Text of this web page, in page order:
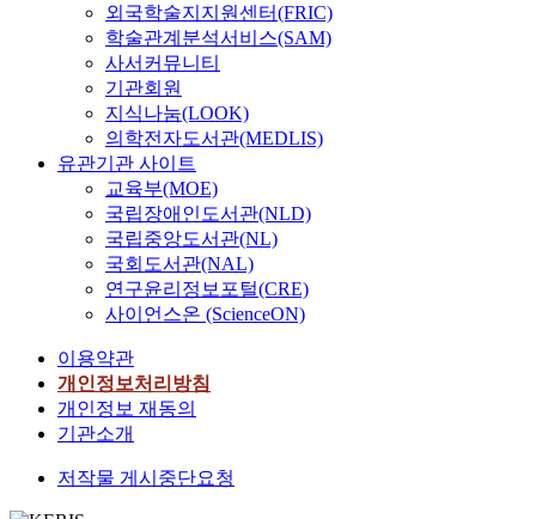
외국학술지지원센터(FRIC)
학술관계분석서비스(SAM)
사서커뮤니티
기관회원
지식나눔(LOOK)
의학전자도서관(MEDLIS)
유관기관 사이트
교육부(MOE)
국립장애인도서관(NLD)
국립중앙도서관(NL)
국회도서관(NAL)
연구윤리정보포털(CRE)
사이언스온 (ScienceON)
이용약관
개인정보처리방침
개인정보 재동의
기관소개
저작물 게시중단요청